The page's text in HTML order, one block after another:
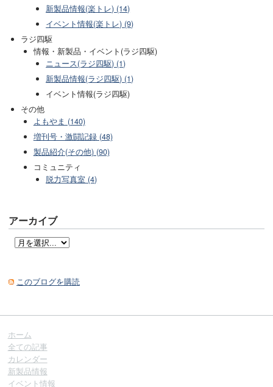
新製品情報(楽トレ) (14)
イベント情報(楽トレ) (9)
ラジ四駆
情報・新製品・イベント(ラジ四駆)
ニュース(ラジ四駆) (1)
新製品情報(ラジ四駆) (1)
イベント情報(ラジ四駆)
その他
よもやま (140)
増刊号・激闘記録 (48)
製品紹介(その他) (90)
コミュニティ
脱力写真室 (4)
アーカイブ
このブログを購読
ホーム
全ての記事
カレンダー
新製品情報
イベント情報